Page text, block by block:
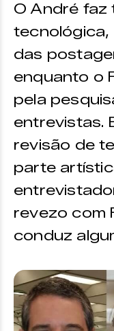
O André
tecnológica,
das
enquanto o
pela
entrevistas.
revisão de
parte
revezo com
conduz